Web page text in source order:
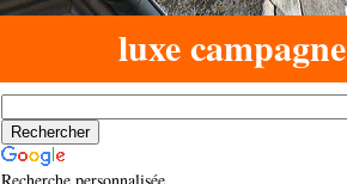
luxe campagne